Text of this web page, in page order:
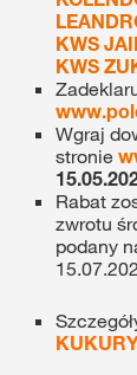
KWS
KWS
Wgraj
stronie
Rabat
zwrotu
podany